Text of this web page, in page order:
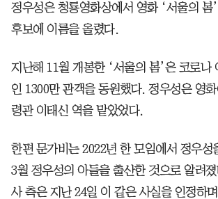
정우성은 청룡영화상에서 영화 ‘서울의 봄
후보에 이름을 올렸다.
지난해 11월 개봉한 ‘서울의 봄’은 코로나
인 1300만 관객을 동원했다. 정우성은 영
령관 이태신 역을 맡았었다.
한편 문가비는 2022년 한 모임에서 정우
3월 정우성의 아들을 출산한 것으로 알려
사 측은 지난 24일 이 같은 사실을 인정하